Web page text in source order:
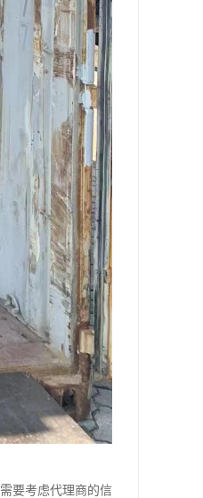
要考虑代理商的信